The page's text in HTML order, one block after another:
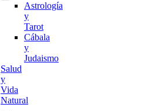
Astrología
y
Tarot
Cábala
y
Judaismo
Salud
y
Vida
Natural